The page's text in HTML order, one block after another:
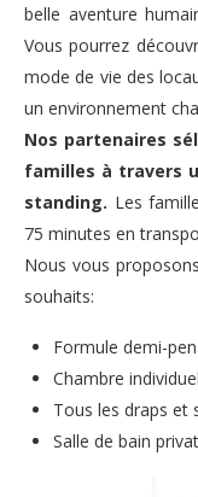
belle aventure
Vous pourrez
mode de vie des
un environnement
Nos partenaires
familles à travers
standing. Les
75 minutes en
Nous vous
souhaits:
Formule demi-
Chambre
Tous les draps et
Salle de bain